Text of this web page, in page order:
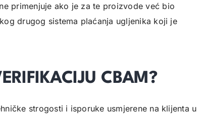
primenjuje ako je za te proizvode već bio
drugog sistema plaćanja ugljenika koji je
CBAM?
strogosti i isporuke usmjerene na klijenta u